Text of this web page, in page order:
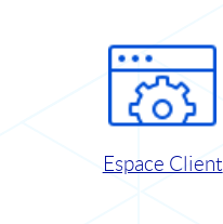
Espace Client